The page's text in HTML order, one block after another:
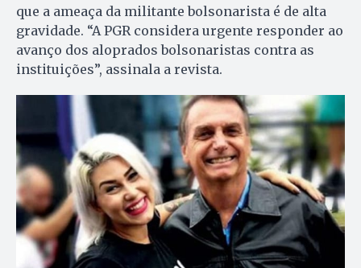
que a ameaça da militante bolsonarista é de alta
gravidade. “A PGR considera urgente responder ao
avanço dos aloprados bolsonaristas contra as
instituições”, assinala a revista.